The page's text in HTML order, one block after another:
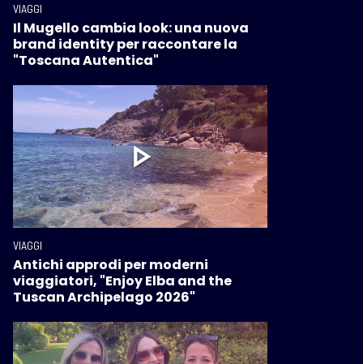
VIAGGI
Il Mugello cambia look: una nuova
brand identity per raccontare la
"Toscana Autentica"
VIAGGI
Antichi approdi per moderni
viaggiatori, "Enjoy Elba and the
Tuscan Archipelago 2026"